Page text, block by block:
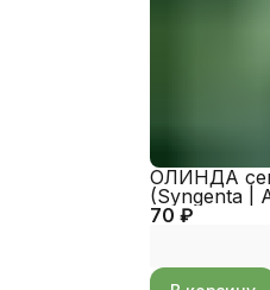
70 ₽
ОЛИНДА
(Syngenta |